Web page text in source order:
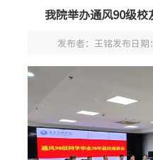
我院举办通风90级
发布者：王铭发布日期